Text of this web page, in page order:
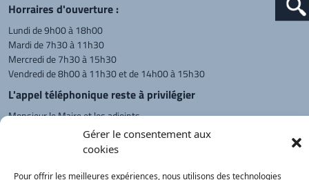
Gérer le consentement aux
cookies
Pour offrir les meilleures expériences, nous utilisons des technologies
Horraires d'ouverture :
Lundi de 9h00 à 18h00
Mardi de 7h30 à 11h30
Mercredi de 7h30 à 15h30
Vendredi de 8h00 à 11h30 et de 14h00 à 15h30
L'appel téléphonique reste à privilégier
Monsieur le Maire et les adjoints
reçoivent sur rendez-vous.
Retour à l'accueil Actualités PanneauPocket Recherche